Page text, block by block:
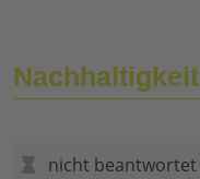
Nachhaltigkeit
nicht beantwortet